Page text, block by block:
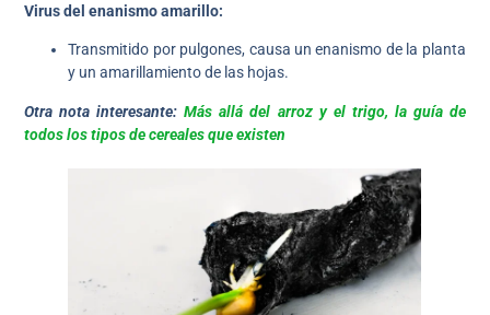
Virus del enanismo amarillo:
Transmitido por pulgones, causa un enanismo de la planta
y un amarillamiento de las hojas.
Otra nota interesante:Más allá del arroz y el trigo, la guía de
todos los tipos de cereales que existen